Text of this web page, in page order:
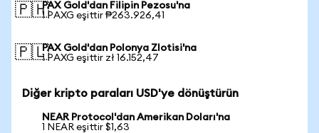
🇵🇭PAX Gold'dan Filipin Pezosu'na
1 PAXG eşittir ₱263.926,41
🇵🇱PAX Gold'dan Polonya Zlotisi'na
1 PAXG eşittir zł 16.152,47
Diğer kripto paraları USD'ye dönüştürün
NEAR Protocol'dan Amerikan Doları'na
1 NEAR eşittir $1,63